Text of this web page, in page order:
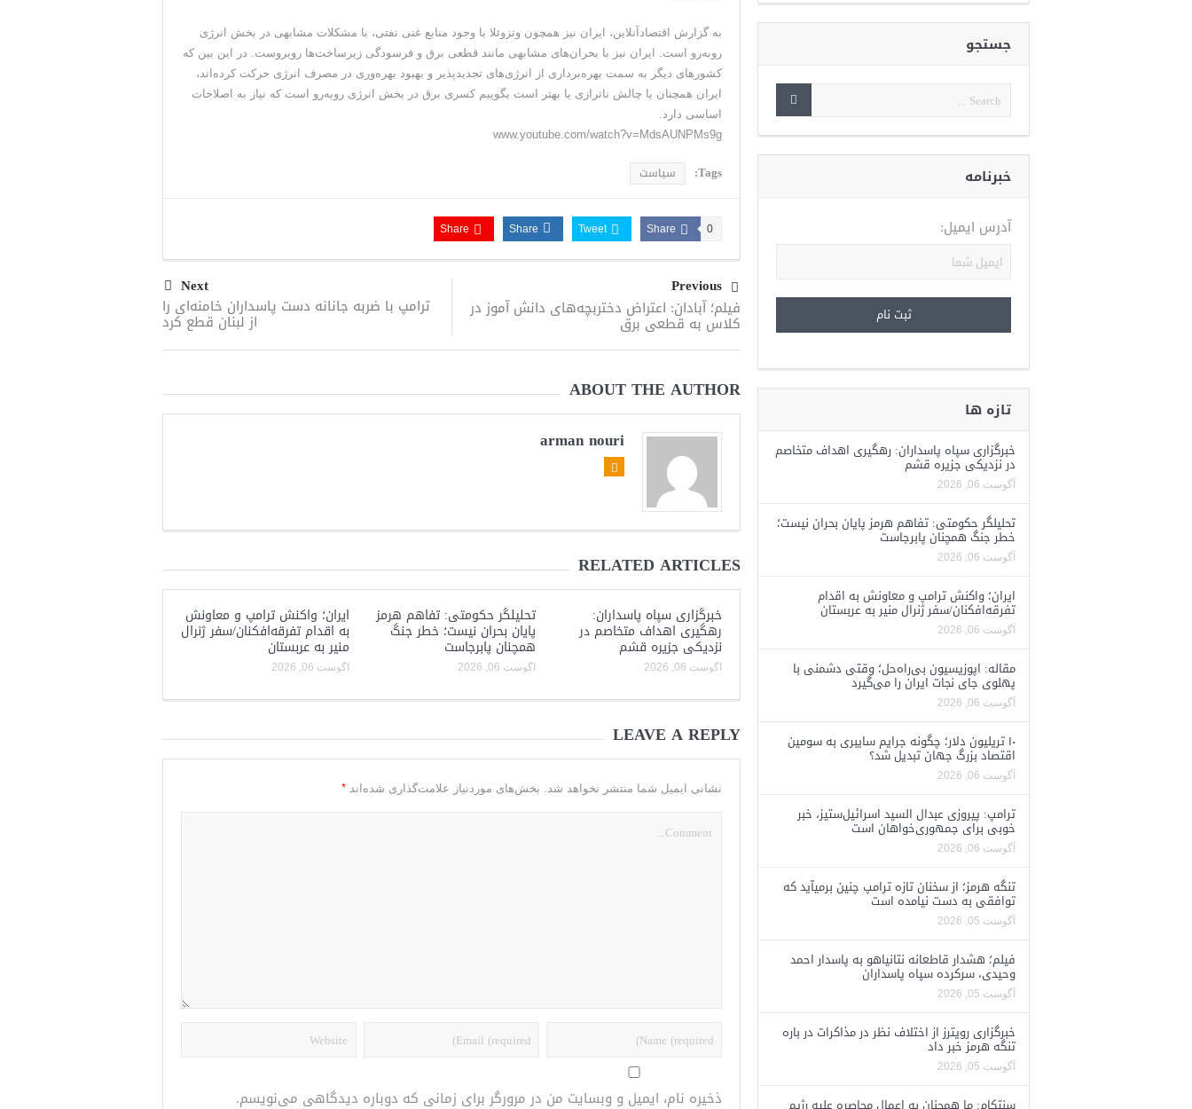
به گزارش اقتصادآنلاین، ایران نیز همچون ونزوئلا با وجود منابع غنی نفتی، با مشکلات مشابهی در بخش انرژی
رو‌به‌رو است. ایران نیز با بحران‌های مشابهی مانند قطعی برق و فرسودگی زیرساخت‌ها روبروست. در این بین که
کشور‌های دیگر به سمت بهره‌برداری از انرژی‌های تجدیدپذیر و بهبود بهره‌وری در مصرف انرژی حرکت کرده‌اند،
ایران همچنان با چالش ناترازی یا بهتر است بگوییم کسری برق در بخش انرژی رو‌به‌رو است که نیاز به اصلاحات
اساسی دارد.
www.youtube.com/watch?v=MdsAUNPMs9g
Tags: سیاست
Share 0
Tweet
Share
Share
Previous
فیلم؛ آبادان: اعتراض دختربچه‌های دانش آموز در
کلاس به قطعی برق
Next
ترامپ با ضربه جانانه دست پاسداران خامنه‌ای را
از لبنان قطع کرد
ABOUT THE AUTHOR
arman nouri
RELATED ARTICLES
خبرگزاری سپاه پاسداران:
رهگیری اهداف متخاصم در
نزدیکی جزیره قشم
آگوست 06, 2026
تحلیلگر حکومتی: تفاهم هرمز
پایان بحران نیست؛ خطر جنگ
همچنان پابرجاست
آگوست 06, 2026
ایران؛ واکنش ترامپ و معاونش
به اقدام تفرقه‌افکنان/سفر ژنرال
منیر به عربستان
آگوست 06, 2026
LEAVE A REPLY
نشانی ایمیل شما منتشر نخواهد شد. بخش‌های موردنیاز علامت‌گذاری شده‌اند *
ذخیره نام، ایمیل و وبسایت من در مرورگر برای زمانی که دوباره دیدگاهی می‌نویسم.
جستجو
خبرنامه
آدرس ایمیل:
تازه ها
خبرگزاری سپاه پاسداران: رهگیری اهداف متخاصم
در نزدیکی جزیره قشم
آگوست 06, 2026
تحلیلگر حکومتی: تفاهم هرمز پایان بحران نیست؛
خطر جنگ همچنان پابرجاست
آگوست 06, 2026
ایران؛ واکنش ترامپ و معاونش به اقدام
تفرقه‌افکنان/سفر ژنرال منیر به عربستان
آگوست 06, 2026
مقاله: اپوزیسیون بی‌راه‌حل؛ وقتی دشمنی با
پهلوی جای نجات ایران را می‌گیرد
آگوست 06, 2026
۱۰ تریلیون دلار؛ چگونه جرایم سایبری به سومین
اقتصاد بزرگ جهان تبدیل شد؟
آگوست 06, 2026
ترامپ: پیروزی عبدال السید اسرائیل‌ستیز، خبر
خوبی برای جمهوری‌خواهان است
آگوست 06, 2026
تنگه هرمز؛ از سخنان تازه ترامپ چنین برمیآید که
توافقی به دست نیامده است
آگوست 05, 2026
فیلم؛ هشدار قاطعانه نتانیاهو به پاسدار احمد
وحیدی، سرکرده سپاه پاسداران
آگوست 05, 2026
خبرگزاری رویترز از اختلاف نظر در مذاکرات در باره
تنگه هرمز خبر داد
آگوست 05, 2026